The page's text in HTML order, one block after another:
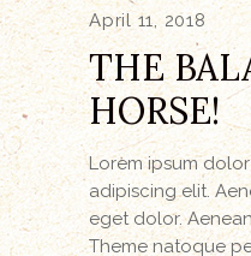
April 11, 2018
THE
HORSE!
Lorem ipsum
adipiscing elit.
eget dolor.
Theme natoque